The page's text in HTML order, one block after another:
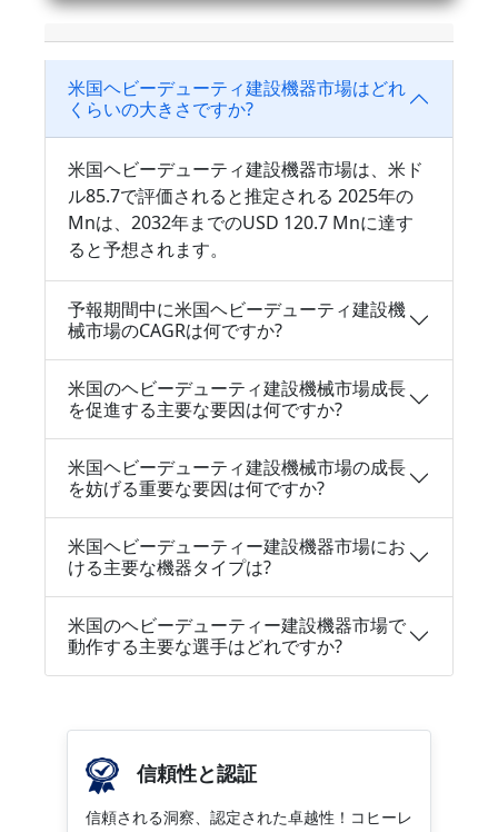
米国ヘビーデューティ建設機器市場はどれ
くらいの大きさですか?
米国ヘビーデューティ建設機器市場は、米ド
ル85.7で評価されると推定される 2025年の
Mnは、2032年までのUSD 120.7 Mnに達す
ると予想されます。
予報期間中に米国ヘビーデューティ建設機
械市場のCAGRは何ですか?
米国のヘビーデューティ建設機械市場成長
を促進する主要な要因は何ですか?
米国ヘビーデューティ建設機械市場の成長
を妨げる重要な要因は何ですか?
米国ヘビーデューティー建設機器市場にお
ける主要な機器タイプは?
米国のヘビーデューティー建設機器市場で
動作する主要な選手はどれですか?
信頼性と認証
信頼される洞察、認定された卓越性！コヒーレ